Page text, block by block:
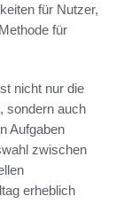
für Nutzer,
für
nicht nur die
sondern auch
Aufgaben
zwischen
erheblich